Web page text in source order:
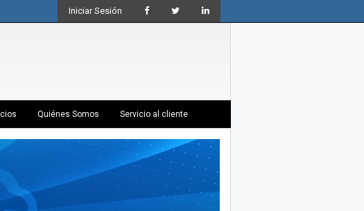
Iniciar Sesión
Quiénes Somos Servicio al cliente